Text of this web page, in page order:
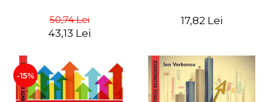
50,74 Lei
43,13 Lei
17,82 Lei
-15%